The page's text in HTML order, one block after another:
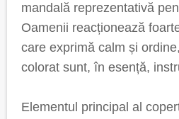
mandală reprezentativă
Oamenii reacționează
care exprimă calm și
colorat sunt, în esență,
Elementul principal al